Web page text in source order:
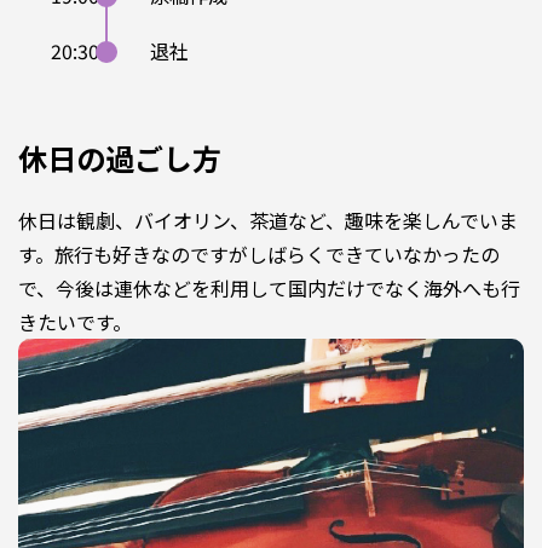
20:30
退社
休日の過ごし方
休日は観劇、バイオリン、茶道など、趣味を楽しんでいま
す。旅行も好きなのですがしばらくできていなかったの
で、今後は連休などを利用して国内だけでなく海外へも行
きたいです。